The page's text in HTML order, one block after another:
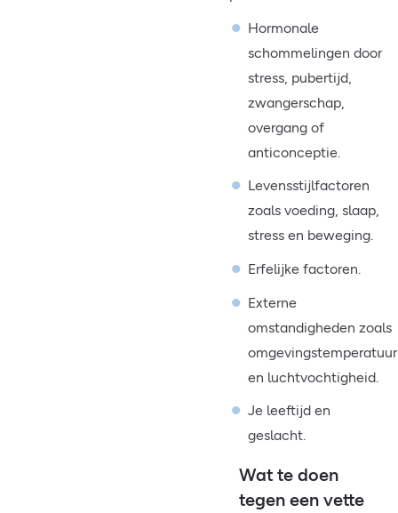
Hormonale
schommelingen door
stress, pubertijd,
zwangerschap,
overgang of
anticonceptie.
Levensstijlfactoren
zoals voeding, slaap,
stress en beweging.
Erfelijke factoren.
Externe
omstandigheden zoals
omgevingstemperatuur
en luchtvochtigheid.
Je leeftijd en
geslacht.
Wat te doen
tegen een vette